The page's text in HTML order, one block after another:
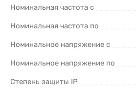
Номинальная частота с
Номинальная частота по
Номинальное напряжение с
Номинальное напряжение по
Степень защиты IP